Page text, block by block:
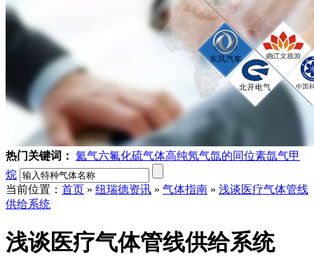
热门关键词： 氦气六氟化硫气体高纯氖气氙的同位素氙气甲
烷
当前位置： 首页 » 纽瑞德资讯 » 气体指南 » 浅谈医疗气体管线
供给系统
浅谈医疗气体管线供给系统